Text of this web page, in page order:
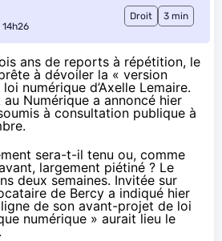
Droit 3 min
ans de reports à répétition, le
à dévoiler la « version
numérique d’Axelle Lemaire.
au Numérique a annoncé hier
à consultation publique à
sera-t-il tenu ou, comme
, largement piétiné ? Le
deux semaines. Invitée sur
de Bercy a indiqué hier
de son avant-projet de loi
numérique » aurait lieu le